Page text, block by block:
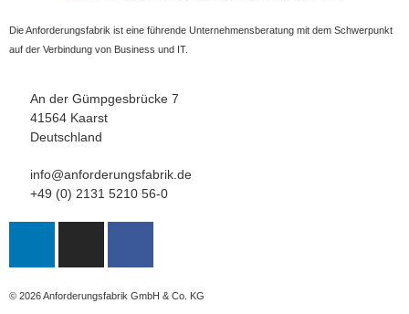
Die Anforderungsfabrik ist eine führende Unternehmensberatung mit dem Schwerpunkt
auf der Verbindung von Business und IT.
An der Gümpgesbrücke 7
41564 Kaarst
Deutschland
info@anforderungsfabrik.de
+49 (0) 2131 5210 56-0
© 2026Anforderungsfabrik GmbH & Co. KG